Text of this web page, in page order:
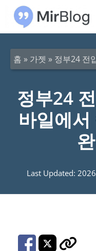
홈 » 가젯 » 정부24 전입신
정부24
바일에
Last Updated: